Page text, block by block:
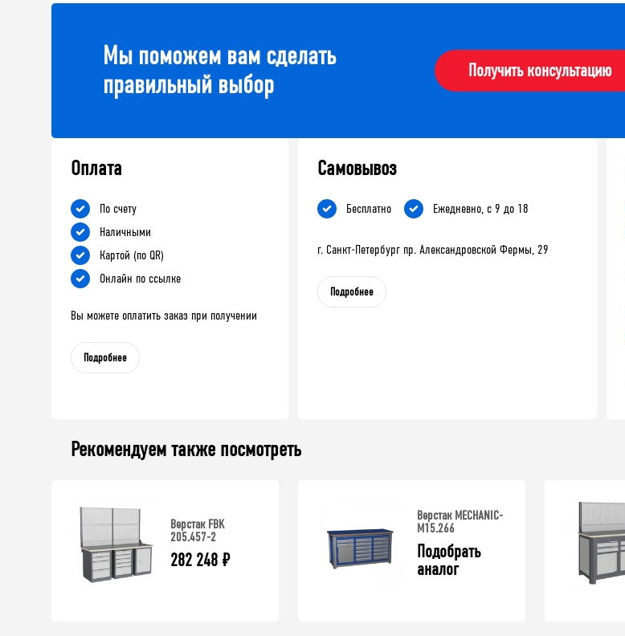
Мы поможем вам сделать
правильный выбор
Получить консультацию
Оплата
По счету
Наличными
Картой (по QR)
Онлайн по ссылке
Вы можете оплатить заказ при получении
Подробнее
Самовывоз
Бесплатно Ежедневно, с 9 до 18
г. Санкт-Петербург пр. Александровской Фермы, 29
Подробнее
Рекомендуем также посмотреть
Верстак FBK
205.457-2
282 248 ₽
Верстак MECHANIC-
М15.266
Подобрать
аналог